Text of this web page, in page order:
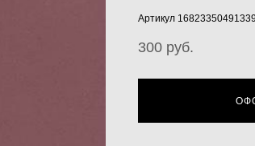
Артикул 16823350491339
300 pуб.